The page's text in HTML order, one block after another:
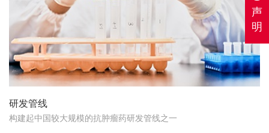
研发管线
构建起中国较大规模的抗肿瘤药研发管线之一
声
明